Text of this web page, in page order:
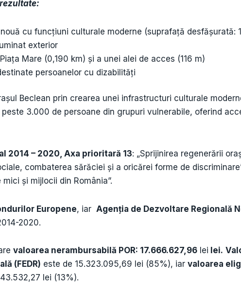
cu funcțiuni culturale moderne (suprafață desfășurată:
exterior
Mare (0,190 km) și a unei alei de acces (116 m)
persoanelor cu dizabilități
Beclean prin crearea unei infrastructuri culturale
3.000 de persoane din grupuri vulnerabile, oferind
2014 – 2020, Axa prioritară 13: „Sprijinirea regenerării
combaterea sărăciei și a oricărei forme de
și mijlocii din România”.
Europene, iar Agenţia de Dezvoltare Regională
2020.
valoarea nerambursabilă POR: 17.666.627,96 lei lei.
(FEDR) este de 15.323.095,69 lei (85%), iar valoarea
lei (13%).